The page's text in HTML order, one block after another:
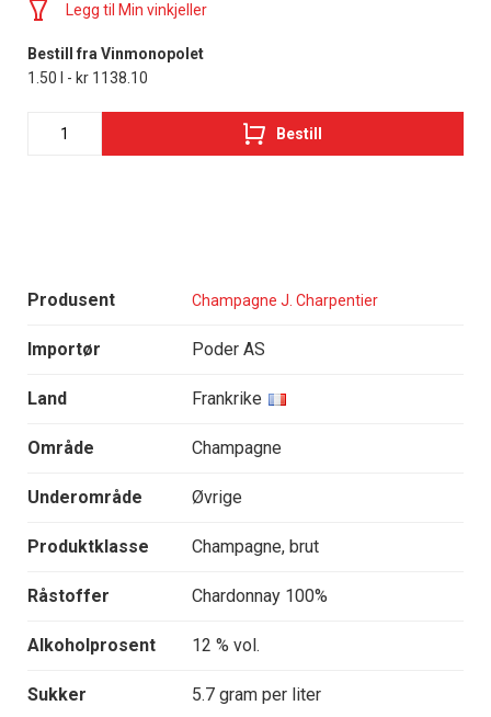
Produsent Champagne J. Charpentier
Importør Poder AS
Land Frankrike
Område Champagne
Underområde Øvrige
Produktklasse Champagne, brut
Råstoffer Chardonnay 100%
Alkoholprosent 12 % vol.
Sukker 5.7 gram per liter
Legg til Min vinkjeller
Bestill fra Vinmonopolet
1.50 l - kr 1138.10
Bestill